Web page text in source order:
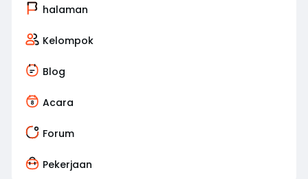
halaman
Kelompok
Blog
Acara
Forum
Pekerjaan